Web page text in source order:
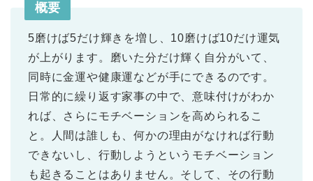
概要
5磨けば5だけ輝きを増し、10磨けば10だけ運気
が上がります。磨いた分だけ輝く自分がいて、
同時に金運や健康運などが手にできるのです。
日常的に繰り返す家事の中で、意味付けがわか
れば、さらにモチベーションを高められるこ
と。人間は誰しも、何かの理由がなければ行動
できないし、行動しようというモチベーション
も起きることはありません。そして、その行動